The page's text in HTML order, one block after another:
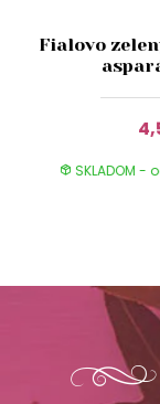
Fialovo
SKLADOM